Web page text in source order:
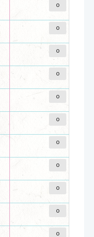
0
0
0
0
0
0
0
0
0
0
0